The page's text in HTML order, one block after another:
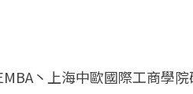
丶上海中歐國際工商學